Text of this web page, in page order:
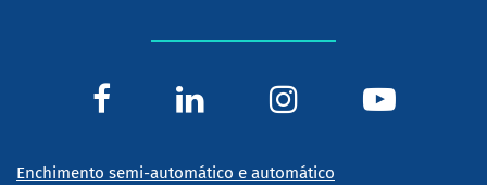
Enchimento semi-automático e automático